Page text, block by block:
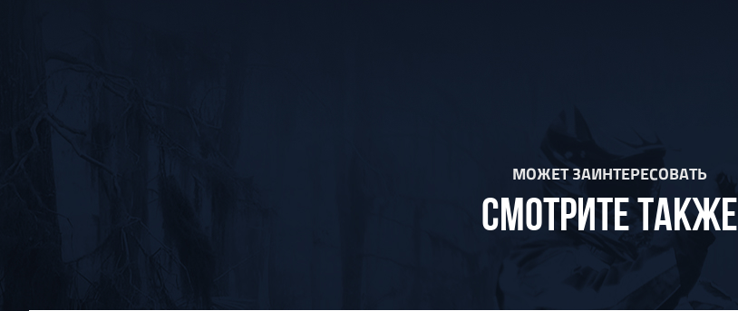
МОЖЕТ ЗАИНТЕРЕСОВАТЬ
СМОТРИТЕ ТАКЖЕ